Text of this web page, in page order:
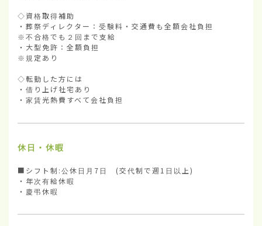
◇資格取得補助
・葬祭ディレクター：受験料・交通費も全額会社負担
※不合格でも２回まで支給
・大型免許：全額負担
※規定あり
◇転勤した方には
・借り上げ社宅あり
・家賃光熱費すべて会社負担
休日・休暇
■シフト制:公休日月7日　(交代制で週1日以上)
・年次有給休暇
・慶弔休暇